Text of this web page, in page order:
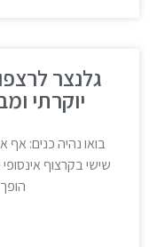
גלנצר
יוקרתי
בואו נהיה כנים:
שישי בקרצוף